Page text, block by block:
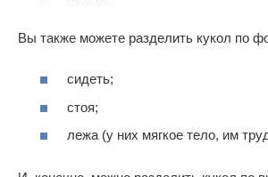
Вы также можете разделить кукол по
сидеть;
стоя;
лежа (у них мягкое тело, им